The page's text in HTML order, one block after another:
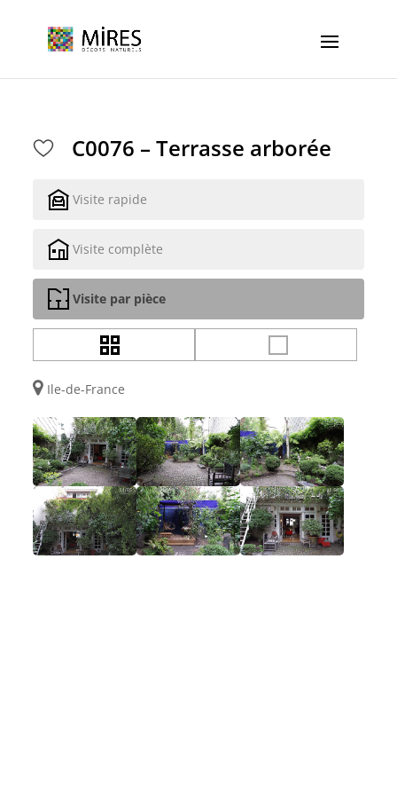
C0076 – Terrasse arborée
Visite rapide
Visite complète
Visite par pièce
Ile-de-France